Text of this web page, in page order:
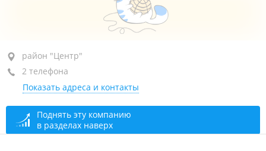
район "Центр", ул. Нерчинская, 10
оф. 423 (домофон 25)
+7 (423) 200-17-44
+7 924 732-33-24
сегодня закрыто
район "Центр"
2 телефона
Показать адреса и контакты
Поднять эту компанию
в разделах наверх